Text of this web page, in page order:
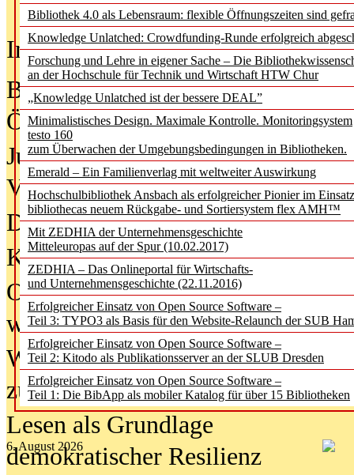
Bibliothek 4.0 als Lebensraum: flexible Öffnungszeiten sind
Knowledge Unlatched: Crowdfunding-Runde erfolgreich
Forschung und Lehre in eigener Sache – Die
an der Hochschule für Technik und Wirtschaft HTW Chur
„Knowledge Unlatched ist der bessere DEAL”
Minimalistisches Design. Maximale Kontrolle. Monitoringsystem
testo 160
zum Überwachen der Umgebungsbedingungen in Bibliotheken.
Emerald – Ein Familienverlag mit weltweiter Auswirkung
Hochschulbibliothek Ansbach als erfolgreicher Pionier im
bibliothecas neuem Rückgabe- und Sortiersystem flex AMH™
Mit ZEDHIA der Unternehmensgeschichte
Mitteleuropas auf der Spur (10.02.2017)
ZEDHIA – Das Onlineportal für Wirtschafts-
und Unternehmensgeschichte (22.11.2016)
Erfolgreicher Einsatz von Open Source Software –
Teil 3: TYPO3 als Basis für den Website-Relaunch der SUB
Erfolgreicher Einsatz von Open Source Software –
Teil 2: Kitodo als Publikationsserver an der SLUB Dresden
Erfolgreicher Einsatz von Open Source Software –
Teil 1: Die BibApp als mobiler Katalog für über 15 Bibliotheken
6. August 2026
In der Ausgabe05/2026(Juni/Juli
Bürgerforum fordert mehr
Öffentlichkeit
Jugendliche wollen besseren
Verbote
Digitale Langzeit­archi­vierung
KI-Chatbots werden Teil der
Offene Infrastrukturen für
wissenschaftliche
Warum die Debatte über KI-Texte
zu kurz greift
Lesen als Grundlage
demokratischer Resilienz